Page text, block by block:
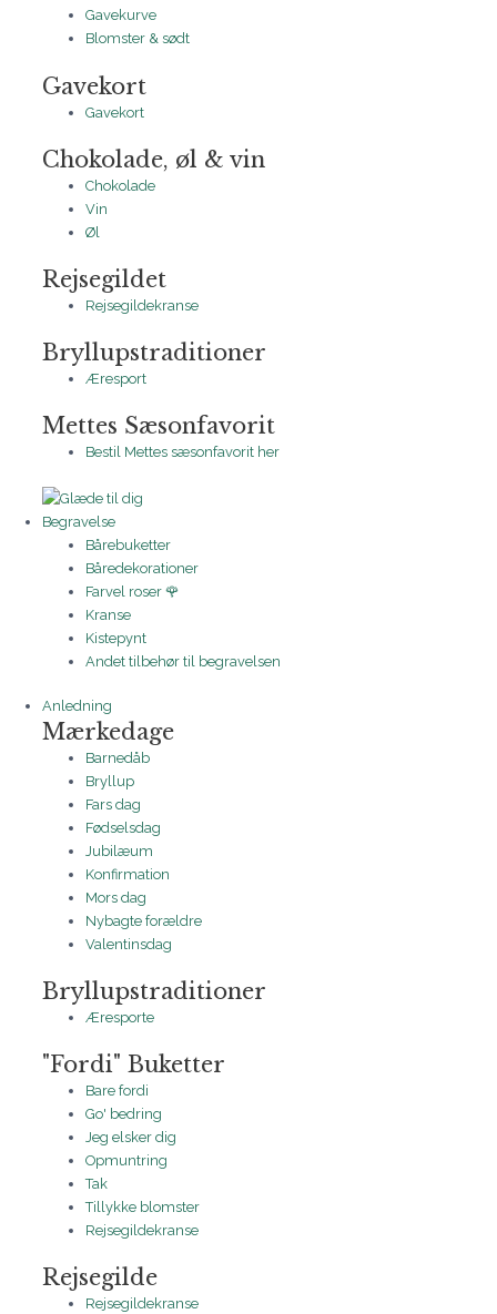
Gavekurve
Blomster & sødt
Gavekort
Gavekort
Chokolade, øl & vin
Chokolade
Vin
Øl
Rejsegildet
Rejsegildekranse
Bryllupstraditioner
Æresport
Mettes Sæsonfavorit
Bestil Mettes sæsonfavorit her
Begravelse
Bårebuketter
Båredekorationer
Farvel roser 🌹
Kranse
Kistepynt
Andet tilbehør til begravelsen
Anledning
Mærkedage
Barnedåb
Bryllup
Fars dag
Fødselsdag
Jubilæum
Konfirmation
Mors dag
Nybagte forældre
Valentinsdag
Bryllupstraditioner
Æresporte
"Fordi" Buketter
Bare fordi
Go' bedring
Jeg elsker dig
Opmuntring
Tak
Tillykke blomster
Rejsegildekranse
Rejsegilde
Rejsegildekranse